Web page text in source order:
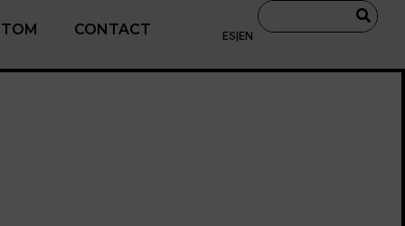
CONTACT ES|EN